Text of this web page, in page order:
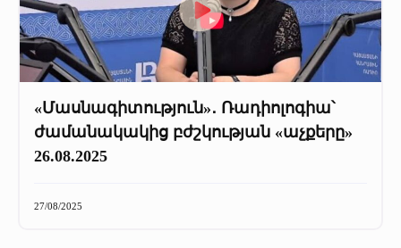
«Մասնագիտություն»․ Ռադիոլոգիա՝
ժամանակակից բժշկության «աչքերը»
26.08.2025
27/08/2025